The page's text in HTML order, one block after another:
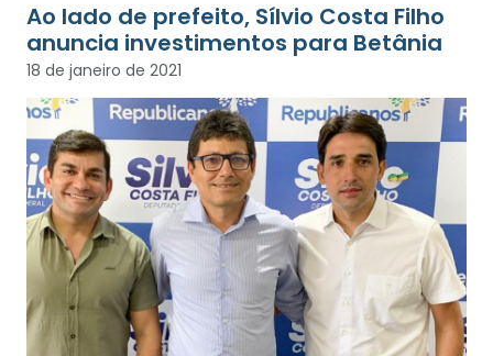
Ao lado de prefeito, Sílvio Costa Filho
anuncia investimentos para Betânia
18 de janeiro de 2021